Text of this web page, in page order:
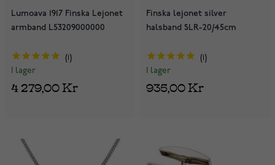
Lumoava 1917 Finska Lejonet
armband L53209000000
I lager
4 279,00 Kr
Finska lejonet silver
halsband SLR-20/45cm
I lager
935,00 Kr